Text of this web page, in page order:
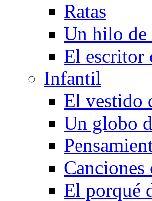
Ratas
Un hilo de
El escritor
Infantil
El vestido
Un globo
El porqué